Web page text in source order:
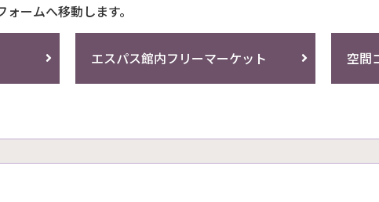
ームへ移動します。
エスパス館内フリーマーケット 空間